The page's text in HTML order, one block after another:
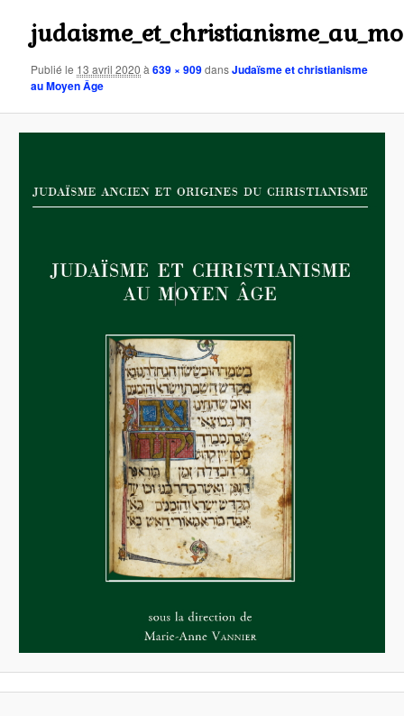
principal
images
Publié le 13 avril 2020 à639 × 909dansJudaïsme et christianisme
au Moyen Âge